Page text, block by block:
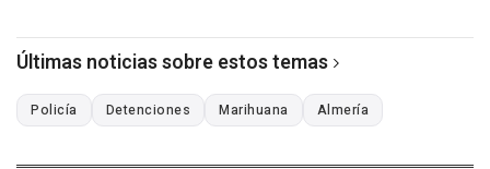
Últimas noticias sobre estos temas
Policía Detenciones Marihuana Almería